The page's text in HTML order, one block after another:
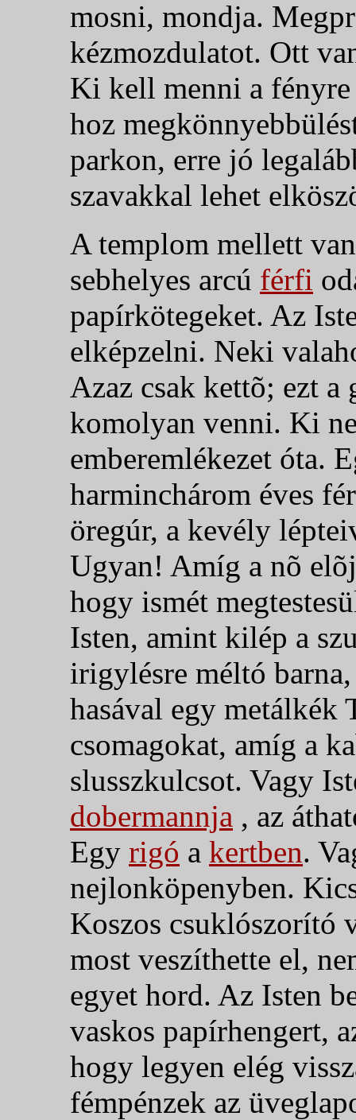
mosni, mondja.
kézmozdulatot. Ott
Ki kell menni a
hoz
parkon, erre jó
szavakkal lehet
A templom mellett
sebhelyes arcú férfi
papírkötegeket. Az
elképzelni. Neki
Azaz csak kettõ; ezt
komolyan venni. Ki
emberemlékezet óta.
harminchárom éves
öregúr, a kevély
Ugyan! Amíg a nõ
hogy ismét
Isten, amint kilép a
irigylésre méltó
hasával egy metálkék
csomagokat, amíg a
slusszkulcsot. Vagy
dobermannja , az
Egy rigó a kertben.
nejlonköpenyben.
Koszos csuklószorító
most veszíthette el,
egyet hord. Az Isten
vaskos papírhengert,
hogy legyen elég
fémpénzek az